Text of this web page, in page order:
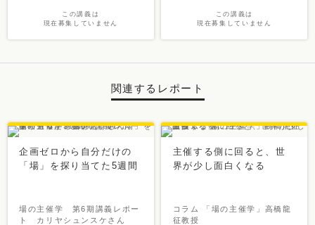
この講義は
現在募集していません
この講義は
現在募集していません
関連するレポート
企画ゼロから自分だけの
「場」を探り当てた5週間
場の主催学 第6期講義レポー
ト カリヤシュンスケさん
主催する側に回ると、世
界が少し面白くなる
コラム 「場の主催学」高橋龍
征教授